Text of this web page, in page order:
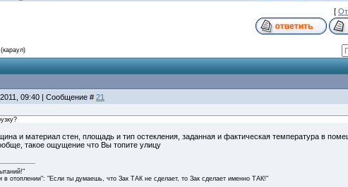
[
(караул)
09:40 | Сообщение # 21
и материал стен, площадь и тип остекления, заданная и фактическая температура в
такое ощущение что Вы топите улицу
отоплении": "Если ты думаешь, что Зак ТАК не сделает, то Зак сделает именно ТАК!"